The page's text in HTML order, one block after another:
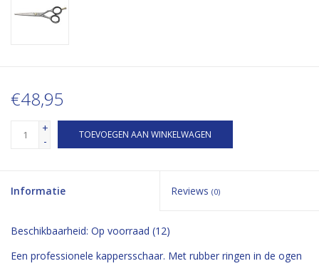
€48,95
+
-
TOEVOEGEN AAN WINKELWAGEN
Informatie Reviews (0)
Beschikbaarheid: Op voorraad (12)
Een professionele kappersschaar. Met rubber ringen in de ogen